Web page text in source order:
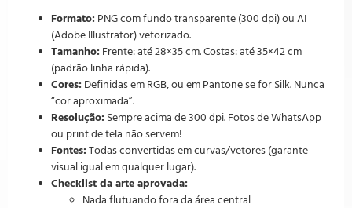
Formato: PNG com fundo transparente (300 dpi) ou AI
(Adobe Illustrator) vetorizado.
Tamanho: Frente: até 28×35 cm. Costas: até 35×42 cm
(padrão linha rápida).
Cores: Definidas em RGB, ou em Pantone se for Silk. Nunca
“cor aproximada”.
Resolução: Sempre acima de 300 dpi. Fotos de WhatsApp
ou print de tela não servem!
Fontes: Todas convertidas em curvas/vetores (garante
visual igual em qualquer lugar).
Checklist da arte aprovada:
Nada flutuando fora da área central